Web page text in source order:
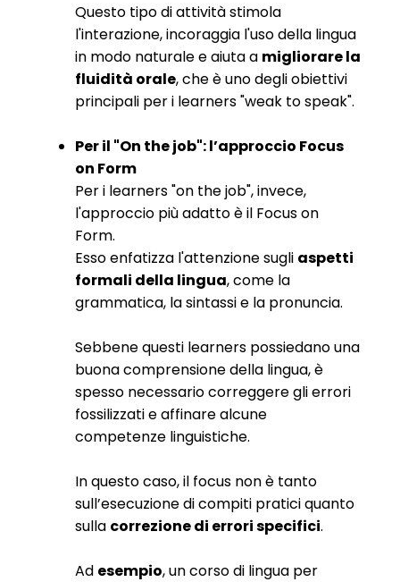
Questo tipo di attività stimola
l'interazione, incoraggia l'uso della lingua
in modo naturale e aiuta a migliorare la
fluidità orale, che è uno degli obiettivi
principali per i learners "weak to speak".
Per il "On the job": l’approccio Focus
on Form
Per i learners "on the job", invece,
l'approccio più adatto è il Focus on
Form.
Esso enfatizza l'attenzione sugli aspetti
formali della lingua, come la
grammatica, la sintassi e la pronuncia.
Sebbene questi learners possiedano una
buona comprensione della lingua, è
spesso necessario correggere gli errori
fossilizzati e affinare alcune
competenze linguistiche.
In questo caso, il focus non è tanto
sull’esecuzione di compiti pratici quanto
sulla correzione di errori specifici.
Ad esempio, un corso di lingua per